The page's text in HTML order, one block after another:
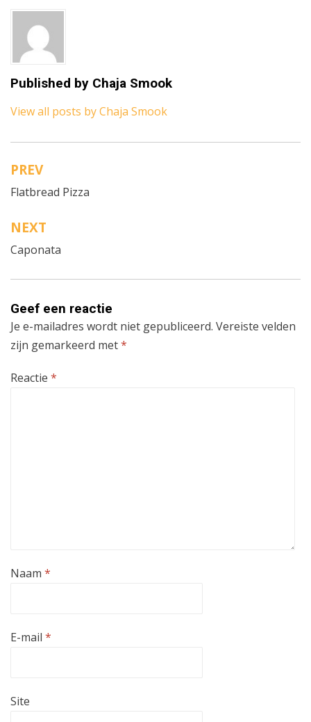
Published by Chaja Smook
View all posts by Chaja Smook
Bericht
navigatie
PREV
Flatbread Pizza
NEXT
Caponata
Geef een reactie
Je e-mailadres wordt niet gepubliceerd. Vereiste velden
zijn gemarkeerd met*
Reactie *
Naam *
E-mail *
Site